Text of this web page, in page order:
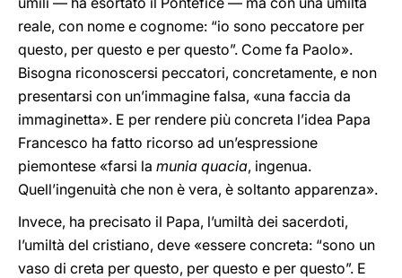
reale, con nome e cognome: “io sono peccatore per
questo, per questo e per questo”. Come fa Paolo».
Bisogna riconoscersi peccatori, concretamente, e non
presentarsi con un’immagine falsa, «una faccia da
immaginetta». E per rendere più concreta l’idea Papa
Francesco ha fatto ricorso ad un’espressione
piemontese «farsi la munia quacia, ingenua.
Quell’ingenuità che non è vera, è soltanto apparenza».
Invece, ha precisato il Papa, l’umiltà dei sacerdoti,
l’umiltà del cristiano, deve «essere concreta: “sono un
vaso di creta per questo, per questo e per questo”. E